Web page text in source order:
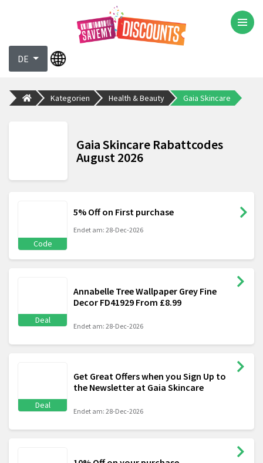
DE
Kategorien Health & Beauty Gaia Skincare
Gaia Skincare Rabattcodes
August 2026
Code
5% Off on First purchase
Endet am: 28-Dec-2026
Deal
Annabelle Tree Wallpaper Grey Fine
Decor FD41929 From £8.99
Endet am: 28-Dec-2026
Deal
Get Great Offers when you Sign Up to
the Newsletter at Gaia Skincare
Endet am: 28-Dec-2026